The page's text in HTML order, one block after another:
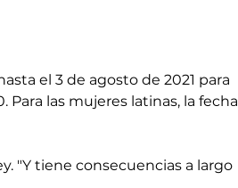
el 3 de agosto de 2021 para
las mujeres latinas, la fecha
"Y tiene consecuencias a largo